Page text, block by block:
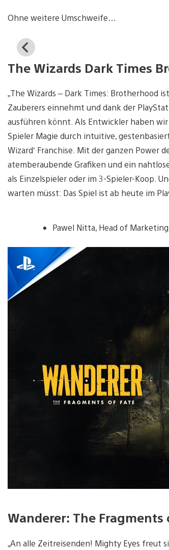
Ohne weitere Umschweife…
View
download
The Wizards Dark Times
„The Wizards – Dark Times: Brotherhood
Zauberers einnehmt und dank der
ausführen könnt. Als Entwickler haben
Spieler Magie durch intuitive,
Wizard‘ Franchise. Mit der ganzen Power
atemberaubende Grafiken und ein
als Einzelspieler oder im 3-Spieler-Koop.
warten müsst: Das Spiel ist ab heute im
Pawel Nitta, Head of
Wanderer: The Fragments
„An alle Zeitreisenden! Mighty Eyes freut